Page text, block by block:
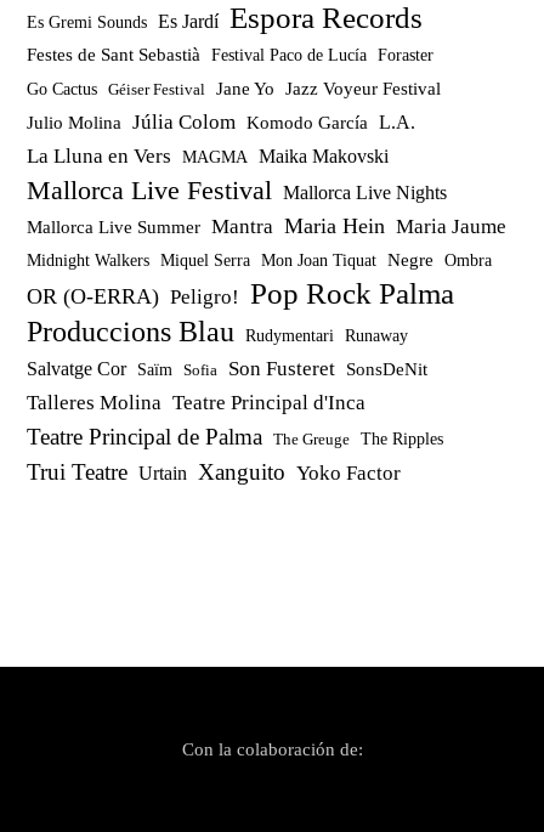
Es Gremi Sounds Es Jardí Espora Records
Festes de Sant Sebastià Festival Paco de Lucía Foraster
Go Cactus Géiser Festival Jane Yo
Jazz Voyeur Festival
Julio Molina
Júlia Colom Komodo García L.A.
La Lluna en Vers MAGMA Maika Makovski
Mallorca Live Festival Mallorca Live Nights
Mallorca Live Summer Mantra Maria Hein Maria Jaume
Midnight Walkers Miquel Serra Mon Joan Tiquat Negre Ombra
OR (O-ERRA) Peligro!
Pop Rock Palma
Produccions Blau
Rudymentari Runaway
Salvatge Cor Saïm Sofia Son Fusteret SonsDeNit
Talleres Molina Teatre Principal d'Inca
Teatre Principal de Palma The Greuge The Ripples
Trui Teatre Urtain Xanguito Yoko Factor
Con la colaboración de: